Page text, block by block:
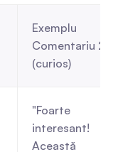
Exemplu
Comentariu 2
(curios)
"Foarte
interesant!
Această